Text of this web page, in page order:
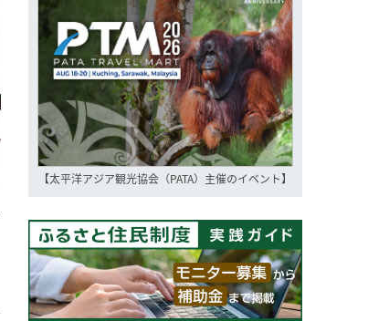
【太平洋アジア観光協会（PATA）主催のイベント】